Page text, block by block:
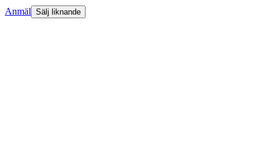
Anmäl Sälj liknande